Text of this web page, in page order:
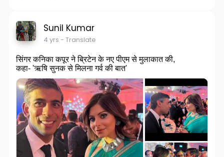
Sunil Kumar
4 yrs - Translate
सिंगर कनिका कपूर ने ब्रिटेन के नए पीएम से मुलाकात की,
कहा- 'ऋषि सुनक से मिलना गर्व की बात'